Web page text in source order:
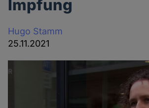
Impfung
Hugo Stamm
25.11.2021